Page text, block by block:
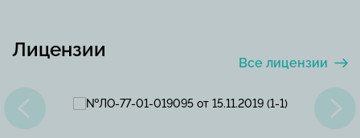
Лицензии
Все лицензии